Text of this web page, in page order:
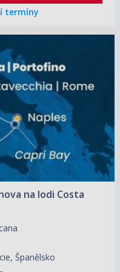
termíny
na lodi Costa
Španělsko
ZOBRAZIT DETAIL
30 470 KČ/OS.
€)
ZOBRAZIT DETAIL
28 530 KČ/OS.
€)
ZOBRAZIT DETAIL
27 560 KČ/OS.
€)